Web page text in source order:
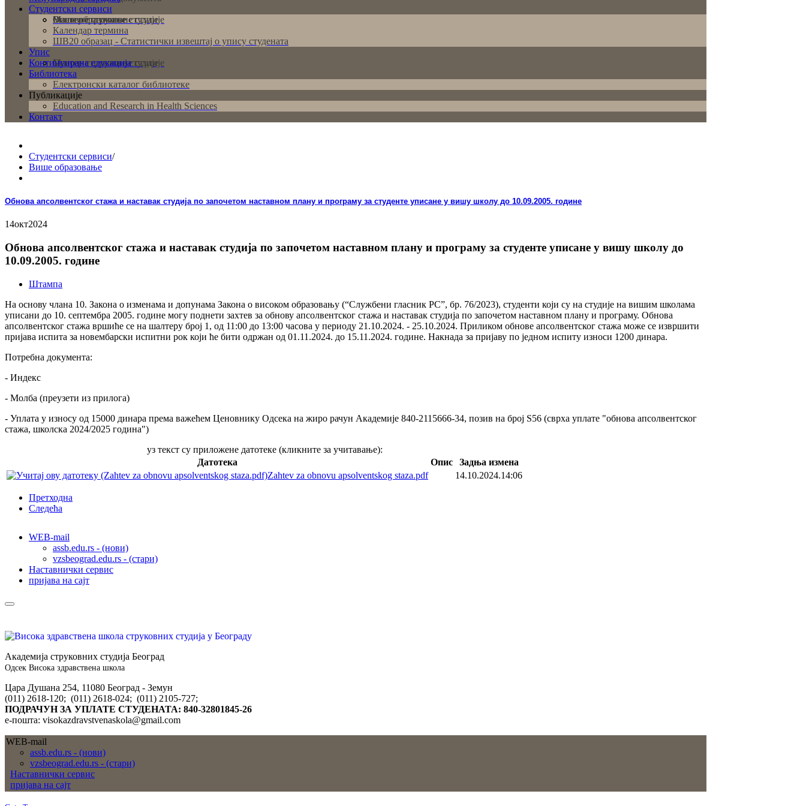
Студентски сервиси
Основне струковне студије
Мастер струковне студије
Више образовање
Календар термина
ШВ20 образац - Статистички извештај о упису студената
Упис
Основне струковне студије
Мастер струковне студије
Континуирана едукација
Библиотека
Електронски каталог библиотеке
Публикације
Education and Research in Health Sciences
Контакт
Студентски сервиси/
Више образовање
Обнова апсолвентског стажа и наставак студија по започетом наставном плану и програму за студенте уписане у вишу школу до 10.09.2005. године
14окт2024
Обнова апсолвентског стажа и наставак студија по започетом наставном плану и програму за студенте уписане у вишу школу до
10.09.2005. године
Штампа
На основу члана 10. Закона о изменама и допунама Закона о високом образовању (“Службени гласник РС”, бр. 76/2023), студенти који су на студије на вишим школама
уписани до 10. септембра 2005. године могу поднети захтев за обнову апсолвентског стажа и наставак студија по започетом наставном плану и програму. Обнова
апсолвентског стажа вршиће се на шалтеру број 1, од 11:00 до 13:00 часова у периоду 21.10.2024. - 25.10.2024. Приликом обнове апсoлвентског стажа може се извршити
пријава испита за новембарски испитни рок који ће бити одржан од 01.11.2024. до 15.11.2024. године. Накнада за пријаву по једном испиту износи 1200 динара.
Потребна документа:
- Индекс
- Молба (преузети из прилога)
- Уплата у износу од 15000 динара према важећем Ценовнику Одсека на жиро рачун Академије 840-2115666-34, позив на број S56 (сврха уплате "обнова апсолвентског
стажа, школска 2024/2025 година")
уз текст су приложене датотеке (кликните за учитавање):
Датотека
Опис
Задња измена
Zahtev za obnovu apsolventskog staza.pdf
14.10.2024.14:06
Претходна
Следећа
WEB-mail
assb.edu.rs - (нови)
vzsbeograd.edu.rs - (стари)
Наставнички сервис
пријава на сајт
Академија струковних студија Београд
Одсек Висока здравствена школа
Цара Душана 254, 11080 Београд - Земун
(011) 2618-120; (011) 2618-024; (011) 2105-727;
ПОДРАЧУН ЗА УПЛАТЕ СТУДЕНАТА: 840-32801845-26
е-пошта: visokazdravstvenaskola@gmail.com
WEB-mail
assb.edu.rs - (нови)
vzsbeograd.edu.rs - (стари)
Наставнички сервис
пријава на сајт